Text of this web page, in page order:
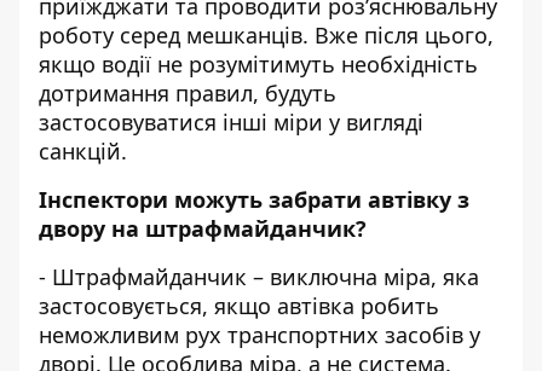
приїжджати та проводити роз’яснювальну
роботу серед мешканців. Вже після цього,
якщо водії не розумітимуть необхідність
дотримання правил, будуть
застосовуватися інші міри у вигляді
санкцій.
Інспектори можуть забрати автівку з
двору на штрафмайданчик?
- Штрафмайданчик – виключна міра, яка
застосовується, якщо автівка робить
неможливим рух транспортних засобів у
дворі. Це особлива міра, а не система.